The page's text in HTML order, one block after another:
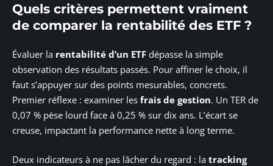
Quels critères permettent vraiment
de comparer la rentabilité des ETF ?
Évaluer la rentabilité d’un ETF dépasse la simple
observation des résultats passés. Pour affiner le choix, il
faut s’appuyer sur des points mesurables, concrets.
Premier réflexe : examiner les frais de gestion. Un TER de
0,07 % pèse lourd face à 0,25 % sur dix ans. L’écart se
creuse, impactant la performance nette à long terme.
Deux indicateurs à ne pas lâcher du regard : la tracking